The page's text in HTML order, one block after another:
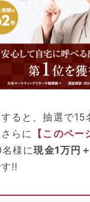
ると、抽選で15
らに
【このペ
様に現金1万円
!!